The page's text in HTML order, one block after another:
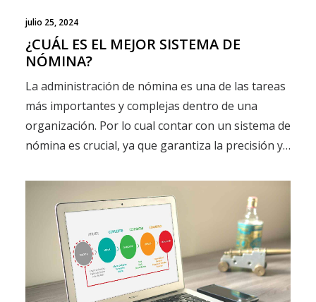
julio 25, 2024
¿CUÁL ES EL MEJOR SISTEMA DE
NÓMINA?
La administración de nómina es una de las tareas
más importantes y complejas dentro de una
organización. Por lo cual contar con un sistema de
nómina es crucial, ya que garantiza la precisión y…